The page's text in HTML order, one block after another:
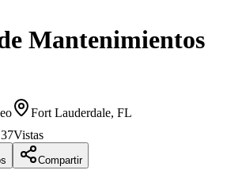
Mantenimientos
Fort Lauderdale, FL
37Vistas
Compartir